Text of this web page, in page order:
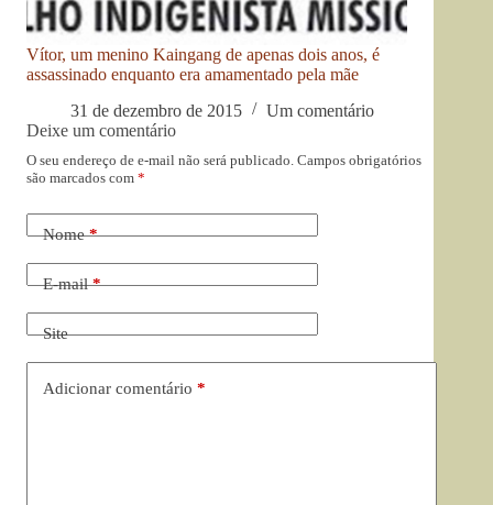
Vítor, um menino Kaingang de apenas dois anos, é
assassinado enquanto era amamentado pela mãe
31 de dezembro de 2015
Um comentário
Deixe um comentário
O seu endereço de e-mail não será publicado. Campos obrigatórios
são marcados com *
Nome*
E-mail*
Site
Adicionar comentário *